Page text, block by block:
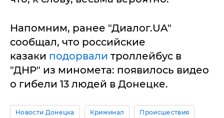
Напомним, ранее "Диалог.UA"
сообщал, что российские
казаки подорвали троллейбус в
"ДНР" из миномета: появилось видео
о гибели 13 людей в Донецке.
Новости Донецка Криминал Происшествия